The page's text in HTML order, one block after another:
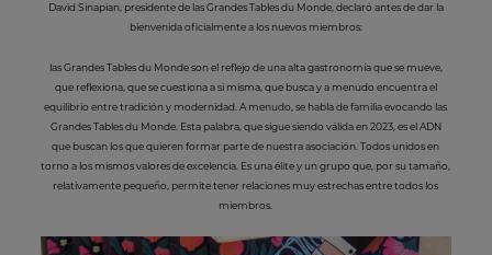
David Sinapian, presidente de las Grandes Tables du Monde, declaró antes de dar la
bienvenida oficialmente a los nuevos miembros:
las Grandes Tables du Monde son el reflejo de una alta gastronomía que se mueve,
que reflexiona, que se cuestiona a sí misma, que busca y a menudo encuentra el
equilibrio entre tradición y modernidad. A menudo, se habla de familia evocando las
Grandes Tables du Monde. Esta palabra, que sigue siendo válida en 2023, es el ADN
que buscan los que quieren formar parte de nuestra asociación. Todos unidos en
torno a los mismos valores de excelencia. Es una élite y un grupo que, por su tamaño,
relativamente pequeño, permite tener relaciones muy estrechas entre todos los
miembros.